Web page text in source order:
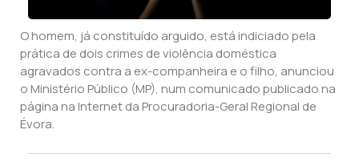
O homem, já constituído arguido, está indiciado pela
prática de dois crimes de violência doméstica
agravados contra a ex-companheira e o filho, anunciou
o Ministério Público (MP), num comunicado publicado na
página na Internet da Procuradoria-Geral Regional de
Évora.